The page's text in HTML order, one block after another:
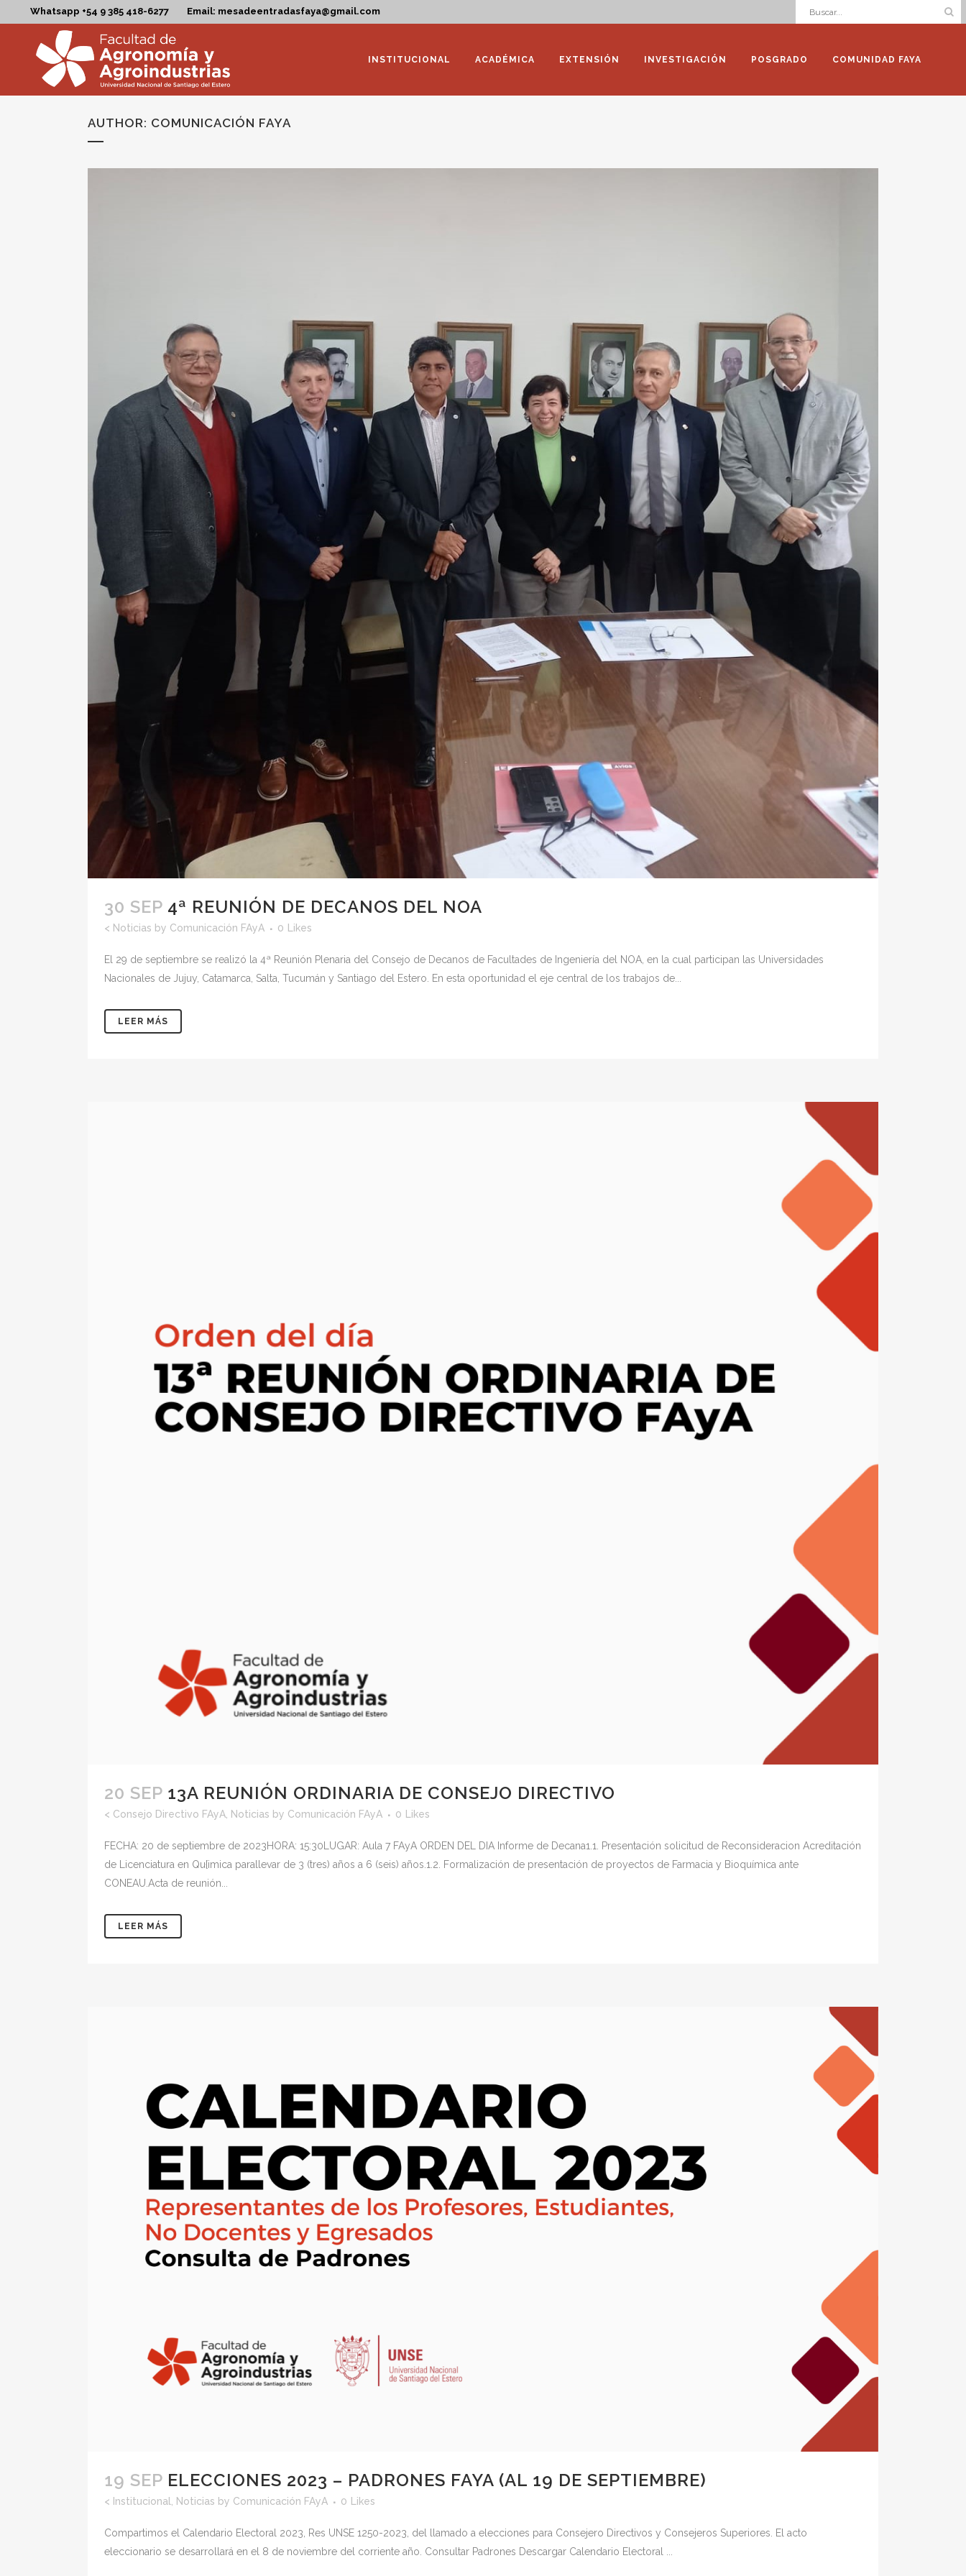
Email: mesadeentradasfaya@gmail.com
Whatsapp +54 9 385 418-6277
INSTITUCIONAL ACADÉMICA EXTENSIÓN INVESTIGACIÓN POSGRADO COMUNIDAD FAYA
AUTHOR: COMUNICACIÓN FAYA
30 SEP 4ª REUNIÓN DE DECANOS DEL NOA
< Noticias by Comunicación FAyA 0 Likes
El 29 de septiembre se realizó la 4ª Reunión Plenaria del Consejo de Decanos de Facultades de Ingeniería del NOA, en la cual participan las Universidades
Nacionales de Jujuy, Catamarca, Salta, Tucumán y Santiago del Estero. En esta oportunidad el eje central de los trabajos de...
LEER MÁS
20 SEP 13A REUNIÓN ORDINARIA DE CONSEJO DIRECTIVO
< Consejo Directivo FAyA, Noticias by Comunicación FAyA 0 Likes
FECHA: 20 de septiembre de 2023HORA: 15:30LUGAR: Aula 7 FAyA ORDEN DEL DIA Informe de Decana1.1. Presentación solicitud de Reconsideracion Acreditación
de Licenciatura en Qu{imica parallevar de 3 (tres) años a 6 (seis) años.1.2. Formalización de presentación de proyectos de Farmacia y Bioquímica ante
CONEAU.Acta de reunión...
LEER MÁS
19 SEP ELECCIONES 2023 – PADRONES FAYA (AL 19 DE SEPTIEMBRE)
< Institucional Noticias by Comunicación FAyA 0 Likes
Compartimos el Calendario Electoral 2023, Res UNSE 1250-2023, del llamado a elecciones para Consejero Directivos y Consejeros Superiores. El acto
eleccionario se desarrollará en el 8 de noviembre del corriente año. Consultar Padrones Descargar Calendario Electoral ...